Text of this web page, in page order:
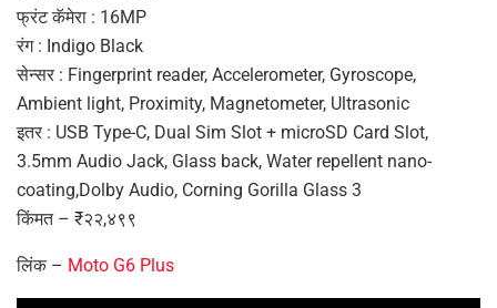
फ्रंट कॅमेरा : 16MP
रंग : Indigo Black
सेन्सर : Fingerprint reader, Accelerometer, Gyroscope,
Ambient light, Proximity, Magnetometer, Ultrasonic
इतर : USB Type-C, Dual Sim Slot + microSD Card Slot,
3.5mm Audio Jack, Glass back, Water repellent nano-
coating,Dolby Audio, Corning Gorilla Glass 3
किंमत – ₹२२,४९९
लिंक – Moto G6 Plus